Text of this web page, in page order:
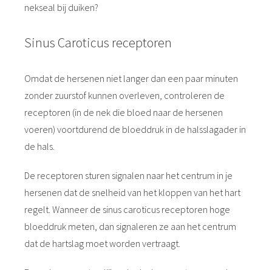
nekseal bij duiken?
Sinus Caroticus receptoren
Omdat de hersenen niet langer dan een paar minuten
zonder zuurstof kunnen overleven, controleren de
receptoren (in de nek die bloed naar de hersenen
voeren) voortdurend de bloeddruk in de halsslagader in
de hals.
De receptoren sturen signalen naar het centrum in je
hersenen dat de snelheid van het kloppen van het hart
regelt. Wanneer de sinus caroticus receptoren hoge
bloeddruk meten, dan signaleren ze aan het centrum
dat de hartslag moet worden vertraagt.